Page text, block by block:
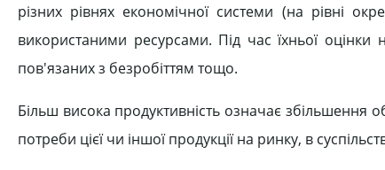
різних рівнях економічної системи (на рівні
використаними ресурсами. Під час їхньої оцінки
пов'язаних з безробіттям тощо.
Більш висока продуктивність означає збільшення
потреби цієї чи іншої продукції на ринку, в